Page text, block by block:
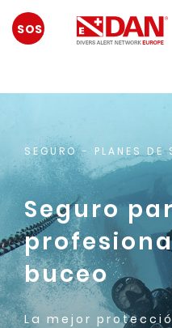
EMERGENCIA
SEGURO- PLANES DE
Seguro
buceo
La mejor